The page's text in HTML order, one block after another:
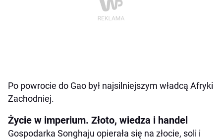
Po powrocie do Gao był najsilniejszym władcą Afryki
Zachodniej.
Życie w imperium. Złoto, wiedza i handel
Gospodarka Songhaju opierała się na złocie, soli i